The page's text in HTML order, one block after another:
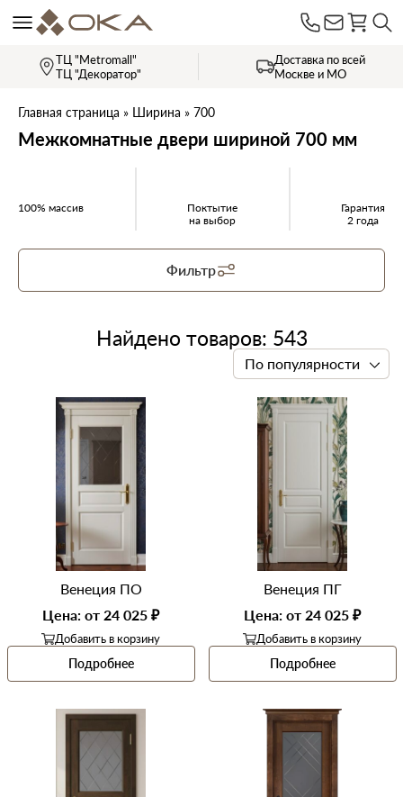
ТЦ "Metromall"
ТЦ "Декоратор"
Доставка по всей
Москве и МО
Главная страница » Ширина » 700
Межкомнатные двери шириной 700 мм
100% массив
Поктытие
на выбор
Гарантия
2 года
Фильтр
Найдено товаров: 543
По популярности
Венеция ПО
Цена: от 24 025 ₽
Добавить в корзину
Подробнее
Венеция ПГ
Цена: от 24 025 ₽
Добавить в корзину
Подробнее